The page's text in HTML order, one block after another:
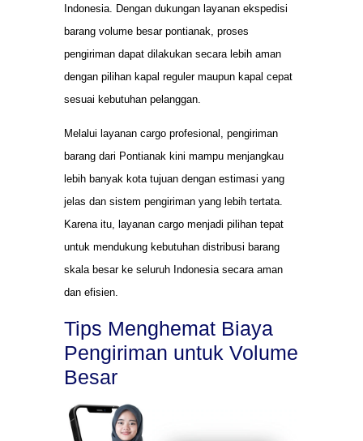
Indonesia. Dengan dukungan layanan ekspedisi
barang volume besar pontianak, proses
pengiriman dapat dilakukan secara lebih aman
dengan pilihan kapal reguler maupun kapal cepat
sesuai kebutuhan pelanggan.
Melalui layanan cargo profesional, pengiriman
barang dari Pontianak kini mampu menjangkau
lebih banyak kota tujuan dengan estimasi yang
jelas dan sistem pengiriman yang lebih tertata.
Karena itu, layanan cargo menjadi pilihan tepat
untuk mendukung kebutuhan distribusi barang
skala besar ke seluruh Indonesia secara aman
dan efisien.
Tips Menghemat Biaya
Pengiriman untuk Volume
Besar